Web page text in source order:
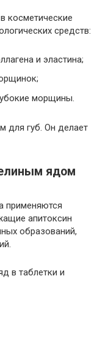
косметические
средств:
и эластина;
морщины.
для губ. Он делает
ядом
применяются
апитоксин
образований,
в таблетки и